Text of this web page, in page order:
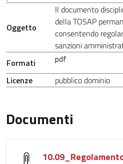
Oggetto
Il documento
della TOSAP
consentendo
sanzioni
Formati
pdf
Licenze
pubblico dominio
Documenti